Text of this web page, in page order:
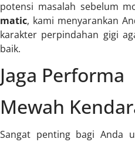
potensi masalah sebelum
matic, kami menyarankan
karakter perpindahan gigi
baik.
Jaga Performa
Mewah
Sangat penting bagi Anda